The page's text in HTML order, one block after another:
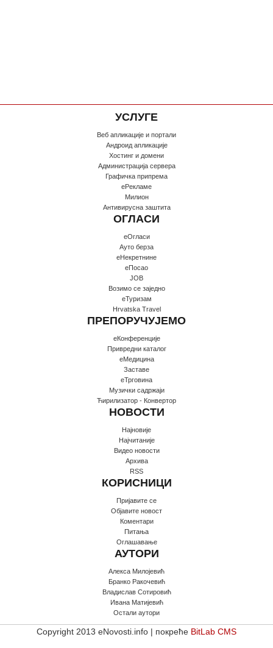
УСЛУГЕ
Веб апликације и портали
Андроид апликације
Хостинг и домени
Администрација сервера
Графичка припрема
еРекламе
Милион
Антивирусна заштита
ОГЛАСИ
еОгласи
Ауто берза
еНекретнине
еПосао
JOB
Возимо се заједно
еТуризам
Hrvatska Travel
ПРЕПОРУЧУЈЕМО
еКонференције
Привредни каталог
еМедицина
Заставе
еТрговина
Музички садржаји
Ћирилизатор - Конвертор
НОВОСТИ
Најновије
Најчитаније
Видео новости
Архива
RSS
КОРИСНИЦИ
Пријавите се
Oбјавите новост
Коментари
Питања
Оглашавање
АУТОРИ
Алекса Милојевић
Бранко Ракочевић
Владислав Сотировић
Ивана Матијевић
Остали аутори
Copyright 2013 eNovosti.info | покреће BitLab CMS